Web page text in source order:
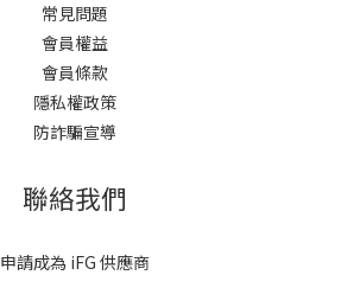
常見問題
會員權益
會員條款
隱私權政策
防詐騙宣導
聯絡我們
申請成為 iFG 供應商